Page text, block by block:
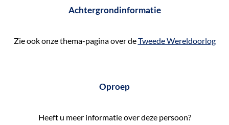
Achtergrondinformatie
Zie ook onze thema-pagina over deTweede Wereldoorlog
Oproep
Heeft u meer informatie over deze persoon?